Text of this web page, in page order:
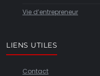
Vie d’entrepreneur
LIENS UTILES
Contact